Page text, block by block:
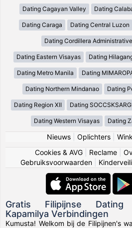
Dating Cagayan Valley Dating
Dating Caraga Dating Central Luzon
Dating Cordillera Administrative
Dating Eastern Visayas Dating
Dating Metro Manila Dating
Dating Northern Mindanao Dating
Dating Region XII Dating
Dating Western Visayas Dating
Nieuws| Oplichters|
Cookies & AVG
Reclame
Gebruiksvoorwaarden
Gratis Filipijnse Dating
Kapamilya Verbindingen
Kumusta! Welkom bij de Filipijnen's